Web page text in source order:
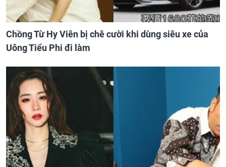
Chồng Từ Hy Viên bị chê cười khi dùng siêu xe của
Uông Tiểu Phi đi làm